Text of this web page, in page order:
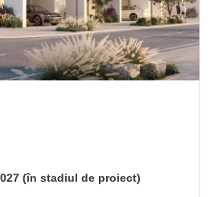
(în stadiul de proiect)